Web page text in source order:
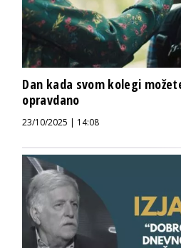
Dan kada svom kolegi
opravdano
23/10/2025 | 14:08